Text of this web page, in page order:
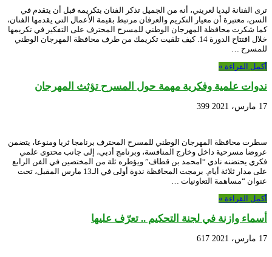
ترى الفنانة ليديا لعريني، أنه من الجميل تذكر الفنان بتكريمه قبل أن يتقدم في
السن، معتبرة أن معيار التكريم والعرفان مرتبط بقيمة الأعمال التي يقدمها الفنان،
كما شكرت محافظة المهرجان الوطني للمسرح المحترف على التفكير في تكريمها
خلال افتتاح الدورة 14. كيف تلقيت تكريمك من طرف محافظة المهرجان الوطني
للمسرح …
أكمل القراءة »
ندوات علمية وفكرية مهمة حول المسرح تؤثث المهرجان
17 مارس، 2021 399
سطرت محافظة المهرجان الوطني للمسرح المحترف برنامجا ثريا ومنوعا، يتضمن
عروضا مسرحية داخل وخارج المنافسة، وبرنامج أدبي، إلى جانب محتوى علمي
فكري يحتضنه نادي “امحمد بن قطاف” ويؤطره ثلة من المختصين في الفن الرابع
على مدار ثلاثة أيام. برمجت المحافظة ندوة أولى في الـ13 مارس المقبل، تحت
عنوان “مساهمة التعاونيات …
أكمل القراءة »
أسماء وازنة في لجنة التحكيم .. تعرّف عليها
17 مارس، 2021 617